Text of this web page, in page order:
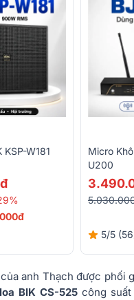
KSP-W181
Micro
U200
5/5
anh Thạch được phối
loa BIK CS-525công suất